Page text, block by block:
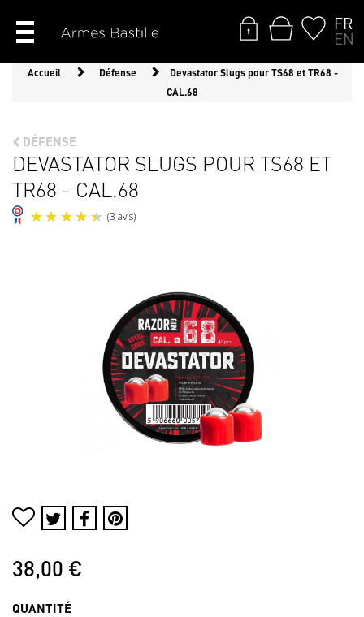
FR
EN
Accueil Défense
Devastator Slugs pour TS68 et TR68 -
CAL.68
DÉFENSE
DEVASTATOR SLUGS POUR TS68 ET
TR68 - CAL.68
38,00 €
QUANTITÉ